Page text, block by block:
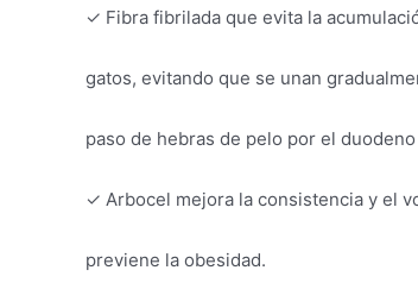
✓ Fibra fibrilada que evita la
gatos, evitando que se unan
paso de hebras de pelo por el
✓ Arbocel mejora la consistencia y el
previene la obesidad.